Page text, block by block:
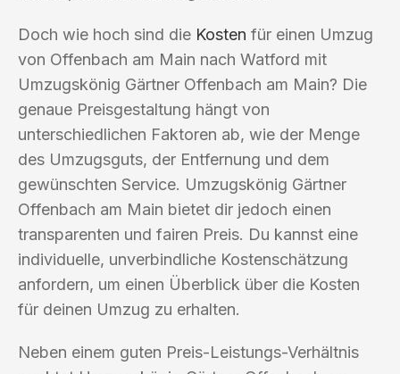
Doch wie hoch sind die Kosten für einen Umzug
von Offenbach am Main nach Watford mit
Umzugskönig Gärtner Offenbach am Main? Die
genaue Preisgestaltung hängt von
unterschiedlichen Faktoren ab, wie der Menge
des Umzugsguts, der Entfernung und dem
gewünschten Service. Umzugskönig Gärtner
Offenbach am Main bietet dir jedoch einen
transparenten und fairen Preis. Du kannst eine
individuelle, unverbindliche Kostenschätzung
anfordern, um einen Überblick über die Kosten
für deinen Umzug zu erhalten.
Neben einem guten Preis-Leistungs-Verhältnis